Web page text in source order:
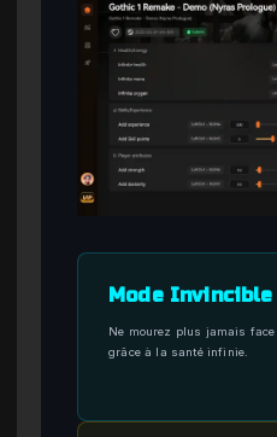
Mode Invincible
Ne mourez plus jamais
grâce à la santé infinie.